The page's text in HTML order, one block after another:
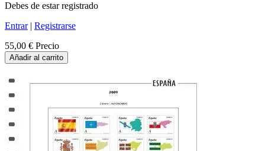
Debes de estar registrado
Entrar| Registrarse
55,00 € Precio
Añadir al carrito